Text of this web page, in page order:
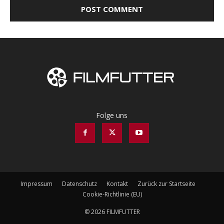
Folge uns
Impressum Datenschutz Kontakt
Zurück zur Startseite
Cookie-Richtlinie (EU)
© 2026 FILMFUTTER